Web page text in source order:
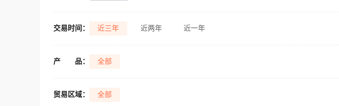
交易时间： 近三年 近两年 近一年
产 品： 全部
贸易区域： 全部